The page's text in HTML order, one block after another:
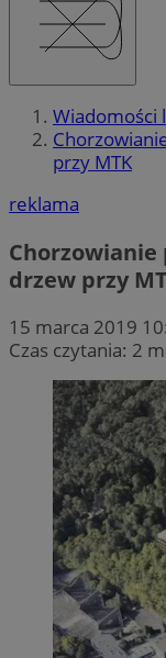
Wiadomości
przy MTK
reklama
drzew przy
15 marca 2019
Czas czytania: 2